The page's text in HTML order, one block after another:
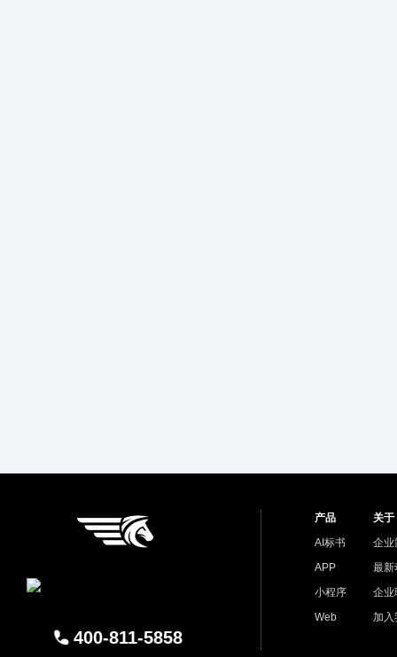
400-811-5858
产品
AI标书
APP
小程序
Web
关于
企业
最新
企业
加入